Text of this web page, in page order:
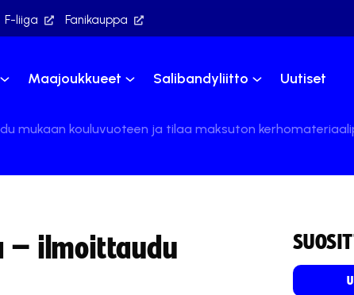
F-liiga Fanikauppa
Maajoukkueet Salibandyliitto Uutiset
mukaan kouluvuoteen ja tilaa maksuton
– ilmoittaudu